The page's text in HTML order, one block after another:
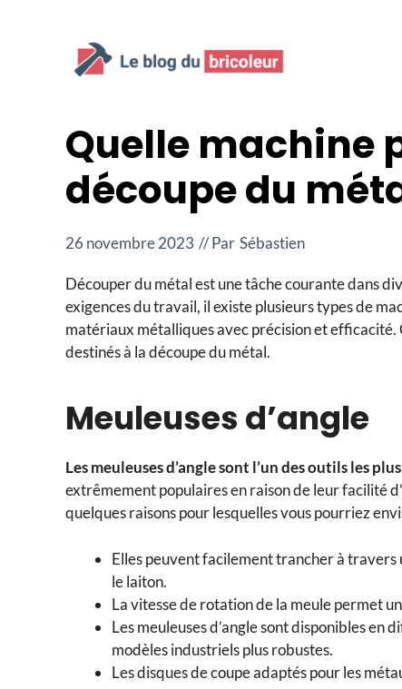
Quelle machine
découpe du
26 novembre 2023 // Par Sébastien
Découper du métal est une tâche courante dans
exigences du travail, il existe plusieurs types de
matériaux métalliques avec précision et
destinés à la découpe du métal.
Meuleuses d’angle
Les meuleuses d’angle sont l’un des outils les
extrêmement populaires en raison de leur facilité
quelques raisons pour lesquelles vous pourriez
Elles peuvent facilement trancher à travers
le laiton.
La vitesse de rotation de la meule permet
Les meuleuses d’angle sont disponibles en
modèles industriels plus robustes.
Les disques de coupe adaptés pour les